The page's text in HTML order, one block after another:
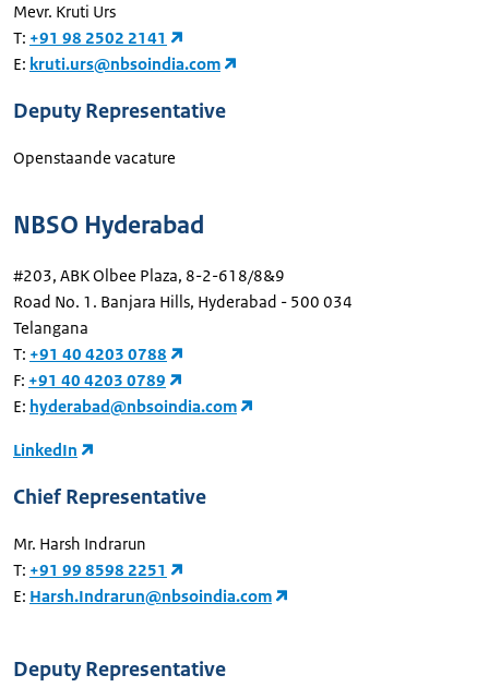
Mevr. Kruti Urs
T: +91 98 2502 2141
E: kruti.urs@nbsoindia.com
Deputy Representative
Openstaande vacature
NBSO Hyderabad
#203, ABK Olbee Plaza, 8-2-618/8&9
Road No. 1. Banjara Hills, Hyderabad - 500 034
Telangana
T: +91 40 4203 0788
F: +91 40 4203 0789
E: hyderabad@nbsoindia.com
LinkedIn
Chief Representative
Mr. Harsh Indrarun
T: +91 99 8598 2251
E: Harsh.Indrarun@nbsoindia.com
Deputy Representative